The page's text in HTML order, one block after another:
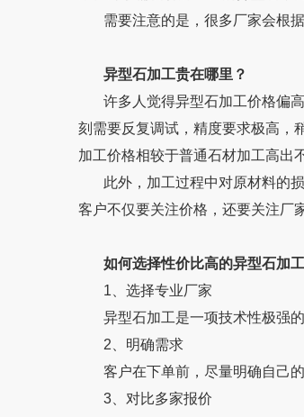
需要注意的是，很多厂家会根据
异型石加工贵在哪里？
许多人觉得异型石加工价格偏高
刻需要反复调试，精度要求极高，
加工价格相较于普通石材加工高出不少
此外，加工过程中对原材料的
客户不仅要关注价格，还要关注厂
如何选择性价比高的异型石加工服
1、选择专业厂家
异型石加工是一项技术性极强的服
2、明确需求
客户在下单前，尽量明确自己
3、对比多家报价